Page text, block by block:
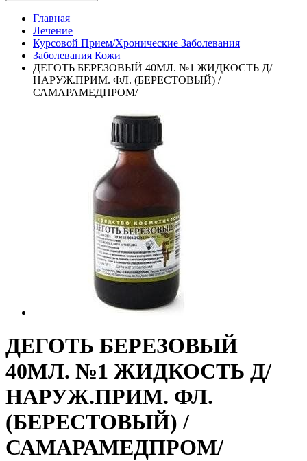
Главная
Лечение
Курсовой Прием/Хронические Заболевания
Заболевания Кожи
ДЕГОТЬ БЕРЕЗОВЫЙ 40МЛ. №1 ЖИДКОСТЬ Д/
НАРУЖ.ПРИМ. ФЛ. (БЕРЕСТОВЫЙ) /
САМАРАМЕДПРОМ/
ДЕГОТЬ БЕРЕЗОВЫЙ
40МЛ. №1 ЖИДКОСТЬ Д/
НАРУЖ.ПРИМ. ФЛ.
(БЕРЕСТОВЫЙ) /
САМАРАМЕДПРОМ/